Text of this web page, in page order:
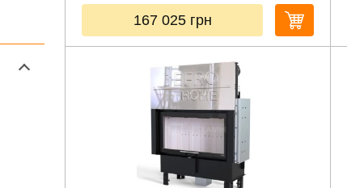
167 025 грн